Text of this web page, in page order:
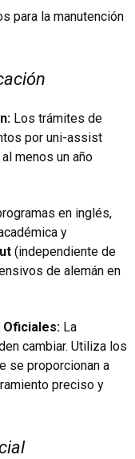
para la manutención
Los trámites de
por uni-assist
menos un año
en inglés,
y
(independiente de
de alemán en
Oficiales: La
cambiar. Utiliza los
se proporcionan a
preciso y